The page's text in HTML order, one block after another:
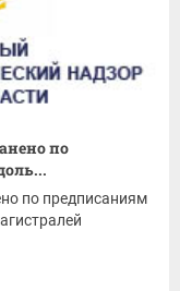
по
по предписаниям